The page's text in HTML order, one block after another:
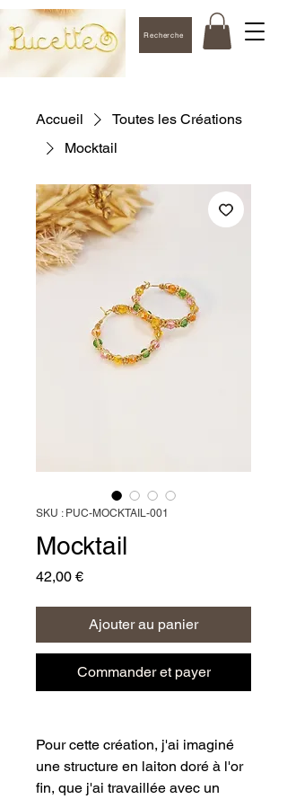
Recherche
Accueil
Toutes les Créations
Mocktail
SKU : PUC-MOCKTAIL-001
Mocktail
42,00 €Prix
Ajouter au panier
Commander et payer
​Pour cette création, j'ai imaginé
une structure en laiton doré à l'or
fin, que j'ai travaillée avec un